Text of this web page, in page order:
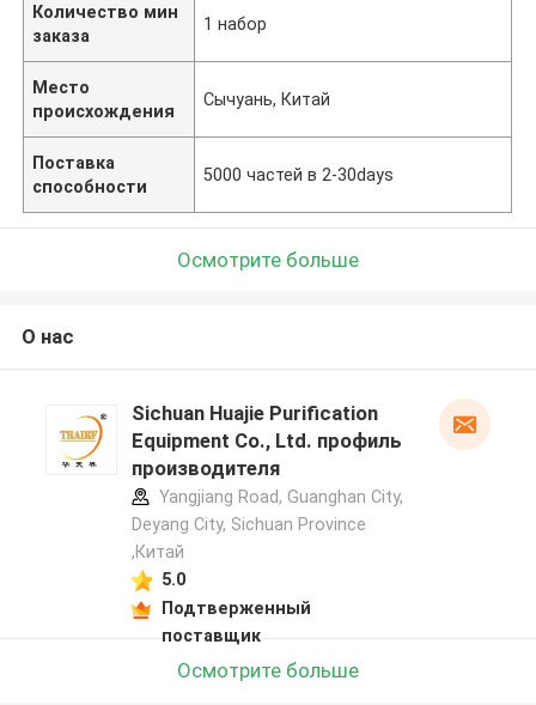
Количество мин
заказа
1 набор
Место
происхождения
Сычуань, Китай
Поставка
способности
5000 частей в 2-30days
Осмотрите больше
О нас
Sichuan Huajie Purification
Equipment Co., Ltd. профиль
производителя
Yangjiang Road, Guanghan City,
Deyang City, Sichuan Province
,Китай
5.0
Подтверженный
поставщик
Осмотрите больше